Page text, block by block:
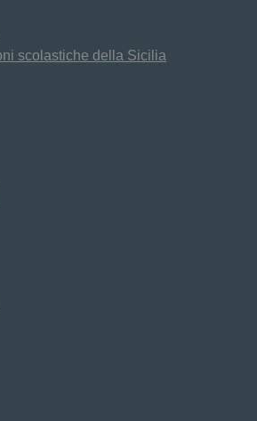
scolastiche della Sicilia